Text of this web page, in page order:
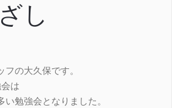
し
の大久保です。
は
勉強会となりました。